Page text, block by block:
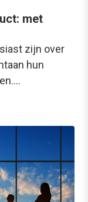
met
zijn over
hun